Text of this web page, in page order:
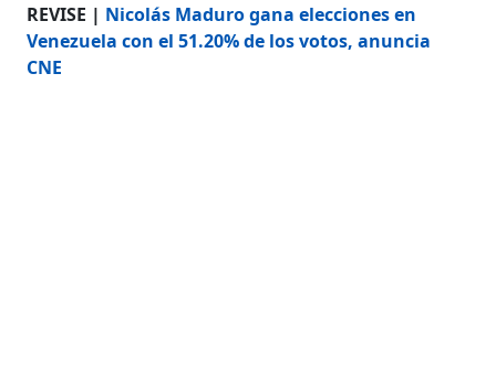
REVISE | Nicolás Maduro gana elecciones en
Venezuela con el 51.20% de los votos, anuncia
CNE